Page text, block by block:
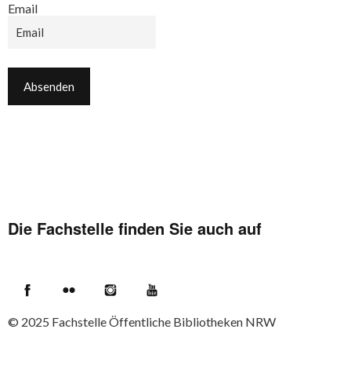
Email
Die Fachstelle finden Sie auch auf
© 2025 Fachstelle Öffentliche Bibliotheken NRW